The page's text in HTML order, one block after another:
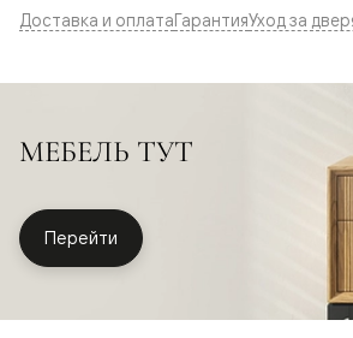
Доставка и оплатаГарантияУход за
МЕБЕЛЬ ТУТ
Перейти